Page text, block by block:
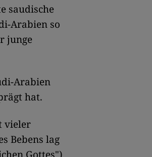
saudische
Arabien so
junge
Arabien
hat.
vieler
Bebens lag
Gottes")